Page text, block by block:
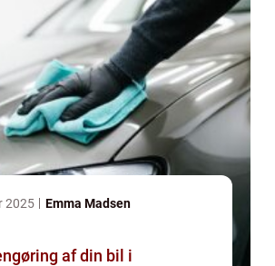
2025 Emma Madsen
af din bil i